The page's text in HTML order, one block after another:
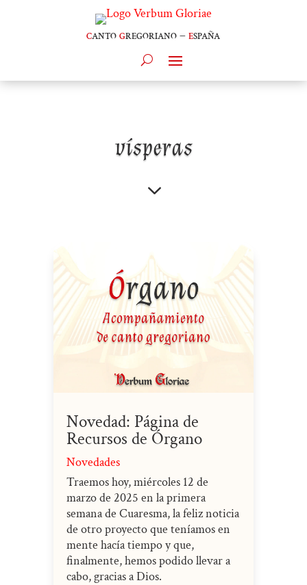
cantogregoriano –españa
vísperas
3
Novedad: Página de
Recursos de Órgano
Novedades
Traemos hoy, miércoles 12 de
marzo de 2025 en la primera
semana de Cuaresma, la feliz noticia
de otro proyecto que teníamos en
mente hacía tiempo y que,
finalmente, hemos podido llevar a
cabo, gracias a Dios.